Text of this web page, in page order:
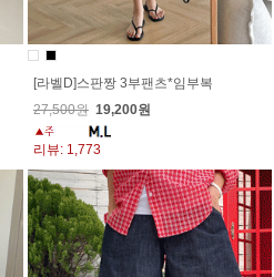
[라벨D]스판짱 3부팬츠*임부복
27,500원 19,200원
리뷰: 1,773